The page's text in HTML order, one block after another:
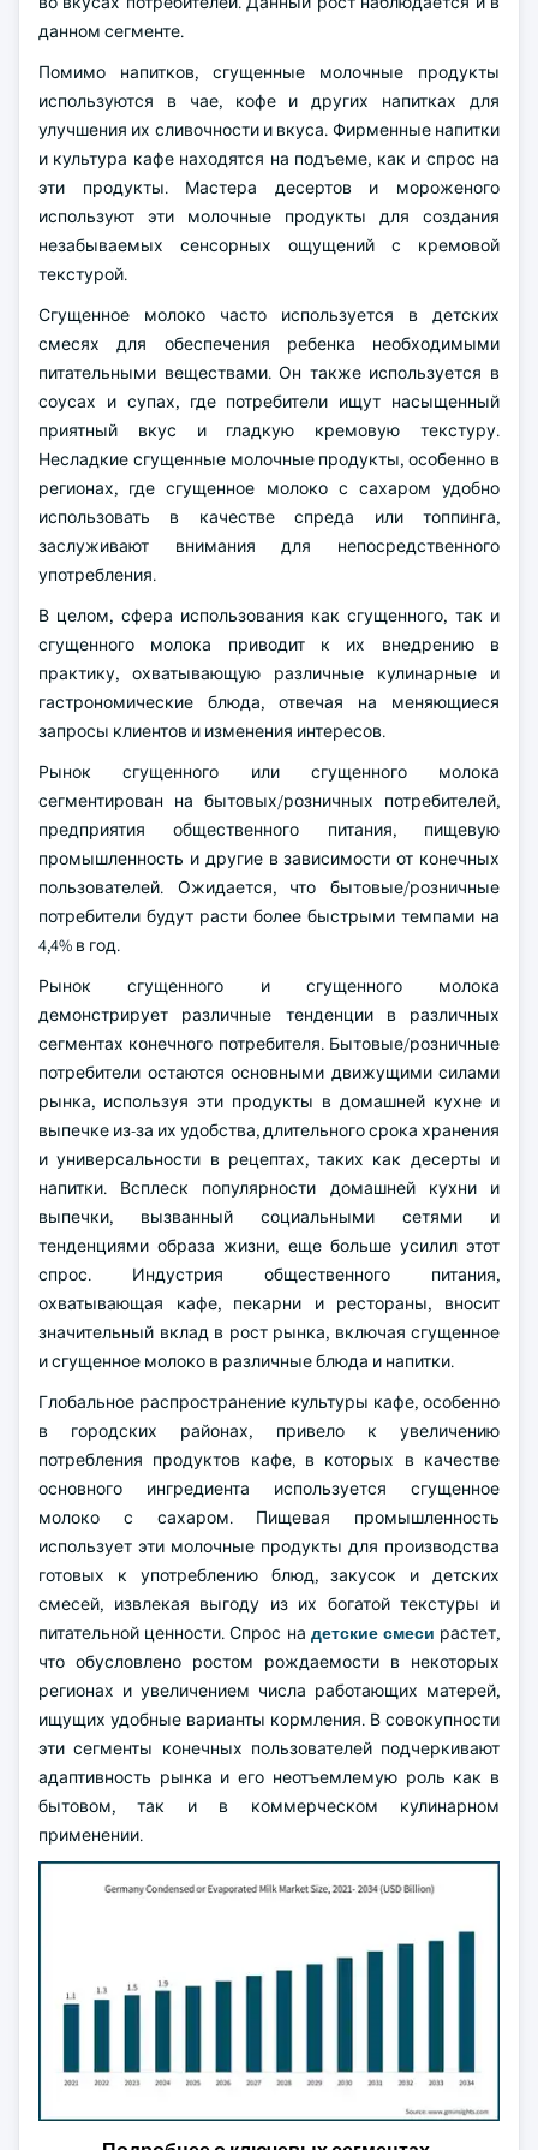
данном сегменте.
Помимо напитков, сгущенные молочные продукты
используются в чае, кофе и других напитках для
улучшения их сливочности и вкуса. Фирменные напитки
и культура кафе находятся на подъеме, как и спрос на
эти продукты. Мастера десертов и мороженого
используют эти молочные продукты для создания
незабываемых сенсорных ощущений с кремовой
текстурой.
Сгущенное молоко часто используется в детских
смесях для обеспечения ребенка необходимыми
питательными веществами. Он также используется в
соусах и супах, где потребители ищут насыщенный
приятный вкус и гладкую кремовую текстуру.
Несладкие сгущенные молочные продукты, особенно в
регионах, где сгущенное молоко с сахаром удобно
использовать в качестве спреда или топпинга,
заслуживают внимания для непосредственного
употребления.
В целом, сфера использования как сгущенного, так и
сгущенного молока приводит к их внедрению в
практику, охватывающую различные кулинарные и
гастрономические блюда, отвечая на меняющиеся
запросы клиентов и изменения интересов.
Рынок сгущенного или сгущенного молока
сегментирован на бытовых/розничных потребителей,
предприятия общественного питания, пищевую
промышленность и другие в зависимости от конечных
пользователей. Ожидается, что бытовые/розничные
потребители будут расти более быстрыми темпами на
4,4% в год.
Рынок сгущенного и сгущенного молока
демонстрирует различные тенденции в различных
сегментах конечного потребителя. Бытовые/розничные
потребители остаются основными движущими силами
рынка, используя эти продукты в домашней кухне и
выпечке из-за их удобства, длительного срока хранения
и универсальности в рецептах, таких как десерты и
напитки. Всплеск популярности домашней кухни и
выпечки, вызванный социальными сетями и
тенденциями образа жизни, еще больше усилил этот
спрос. Индустрия общественного питания,
охватывающая кафе, пекарни и рестораны, вносит
значительный вклад в рост рынка, включая сгущенное
и сгущенное молоко в различные блюда и напитки.
Глобальное распространение культуры кафе, особенно
в городских районах, привело к увеличению
потребления продуктов кафе, в которых в качестве
основного ингредиента используется сгущенное
молоко с сахаром. Пищевая промышленность
использует эти молочные продукты для производства
готовых к употреблению блюд, закусок и детских
смесей, извлекая выгоду из их богатой текстуры и
питательной ценности. Спрос на детские смеси растет,
что обусловлено ростом рождаемости в некоторых
регионах и увеличением числа работающих матерей,
ищущих удобные варианты кормления. В совокупности
эти сегменты конечных пользователей подчеркивают
адаптивность рынка и его неотъемлемую роль как в
бытовом, так и в коммерческом кулинарном
применении.